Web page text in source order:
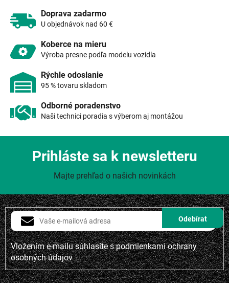
v
Doprava zadarmo
U objednávok nad 60 €
Koberce na mieru
Výroba presne podľa modelu vozidla
Rýchle odoslanie
95 % tovaru skladom
Odborné poradenstvo
Naši technici poradia s výberom aj montážou
Vložením e-mailu súhlasíte spodmienkami ochrany
osobných údajov
Prihláste sa k newsletteru
Majte prehľad o našich novinkách